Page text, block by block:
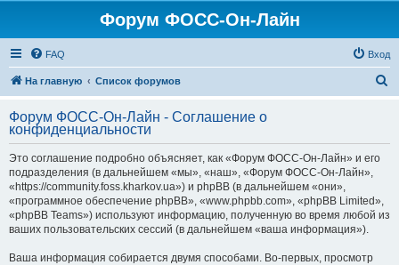
Форум ФОСС-Он-Лайн
FAQ Вход
На главную Список форумов
с
Форум ФОСС-Он-Лайн - Соглашение о
конфиденциальности
Это соглашение подробно объясняет, как «Форум ФОСС-Он-Лайн» и его
подразделения (в дальнейшем «мы», «наш», «Форум ФОСС-Он-Лайн»,
«https://community.foss.kharkov.ua») и phpBB (в дальнейшем «они»,
«программное обеспечение phpBB», «www.phpbb.com», «phpBB Limited»,
«phpBB Teams») используют информацию, полученную во время любой из
ваших пользовательских сессий (в дальнейшем «ваша информация»).
Ваша информация собирается двумя способами. Во-первых, просмотр